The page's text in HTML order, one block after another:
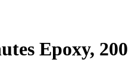
Epoxy, 200